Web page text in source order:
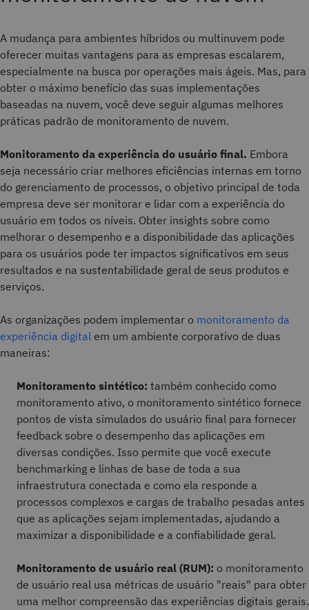
A mudança para ambientes híbridos ou multinuvem pode
oferecer muitas vantagens para as empresas escalarem,
especialmente na busca por operações mais ágeis. Mas, para
obter o máximo benefício das suas implementações
baseadas na nuvem, você deve seguir algumas melhores
práticas padrão de monitoramento de nuvem.
Monitoramento da experiência do usuário final. Embora
seja necessário criar melhores eficiências internas em torno
do gerenciamento de processos, o objetivo principal de toda
empresa deve ser monitorar e lidar com a experiência do
usuário em todos os níveis. Obter insights sobre como
melhorar o desempenho e a disponibilidade das aplicações
para os usuários pode ter impactos significativos em seus
resultados e na sustentabilidade geral de seus produtos e
serviços.
As organizações podem implementar o monitoramento da
experiência digital em um ambiente corporativo de duas
maneiras:
Monitoramento sintético: também conhecido como
monitoramento ativo, o monitoramento sintético fornece
pontos de vista simulados do usuário final para fornecer
feedback sobre o desempenho das aplicações em
diversas condições. Isso permite que você execute
benchmarking e linhas de base de toda a sua
infraestrutura conectada e como ela responde a
processos complexos e cargas de trabalho pesadas antes
que as aplicações sejam implementadas, ajudando a
maximizar a disponibilidade e a confiabilidade geral.
Monitoramento de usuário real (RUM): o monitoramento
de usuário real usa métricas de usuário "reais" para obter
uma melhor compreensão das experiências digitais gerais.